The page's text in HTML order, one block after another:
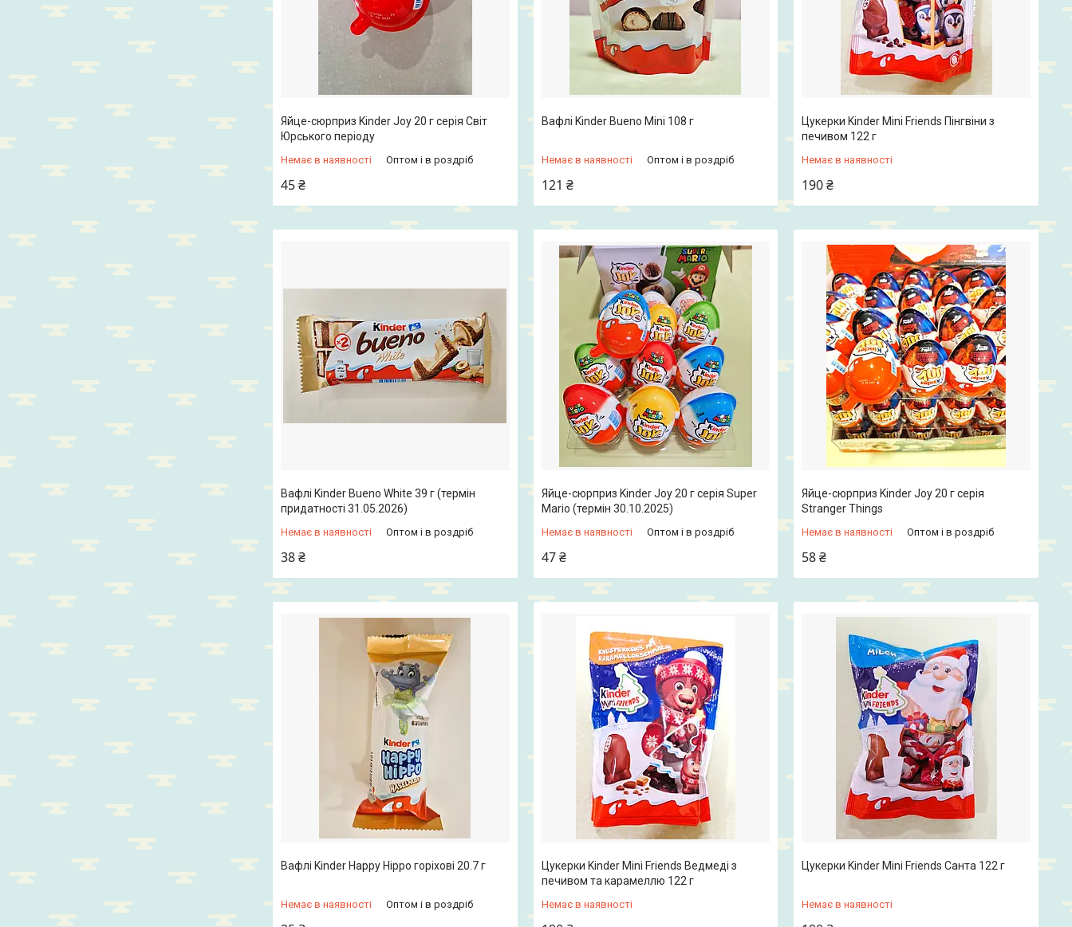
Яйце-сюрприз Kinder Joy 20 г серія Світ
Юрського періоду
Немає в наявності Оптом і в роздріб
45 ₴
Вафлі Kinder Bueno Mini 108 г
Немає в наявності Оптом і в роздріб
121 ₴
Цукерки Kinder Mini Friends Пінгвіни з
печивом 122 г
Немає в наявності
190 ₴
Вафлі Kinder Bueno White 39 г (термін
придатності 31.05.2026)
Немає в наявності Оптом і в роздріб
38 ₴
Яйце-сюрприз Kinder Joy 20 г серія Super
Mario (термін 30.10.2025)
Немає в наявності Оптом і в роздріб
47 ₴
Яйце-сюрприз Kinder Joy 20 г серія
Stranger Things
Немає в наявності Оптом і в роздріб
58 ₴
Вафлі Kinder Happy Hippo горіхові 20.7 г
Немає в наявності Оптом і в роздріб
Цукерки Kinder Mini Friends Ведмеді з
печивом та карамеллю 122 г
Немає в наявності
Цукерки Kinder Mini Friends Санта 122 г
Немає в наявності